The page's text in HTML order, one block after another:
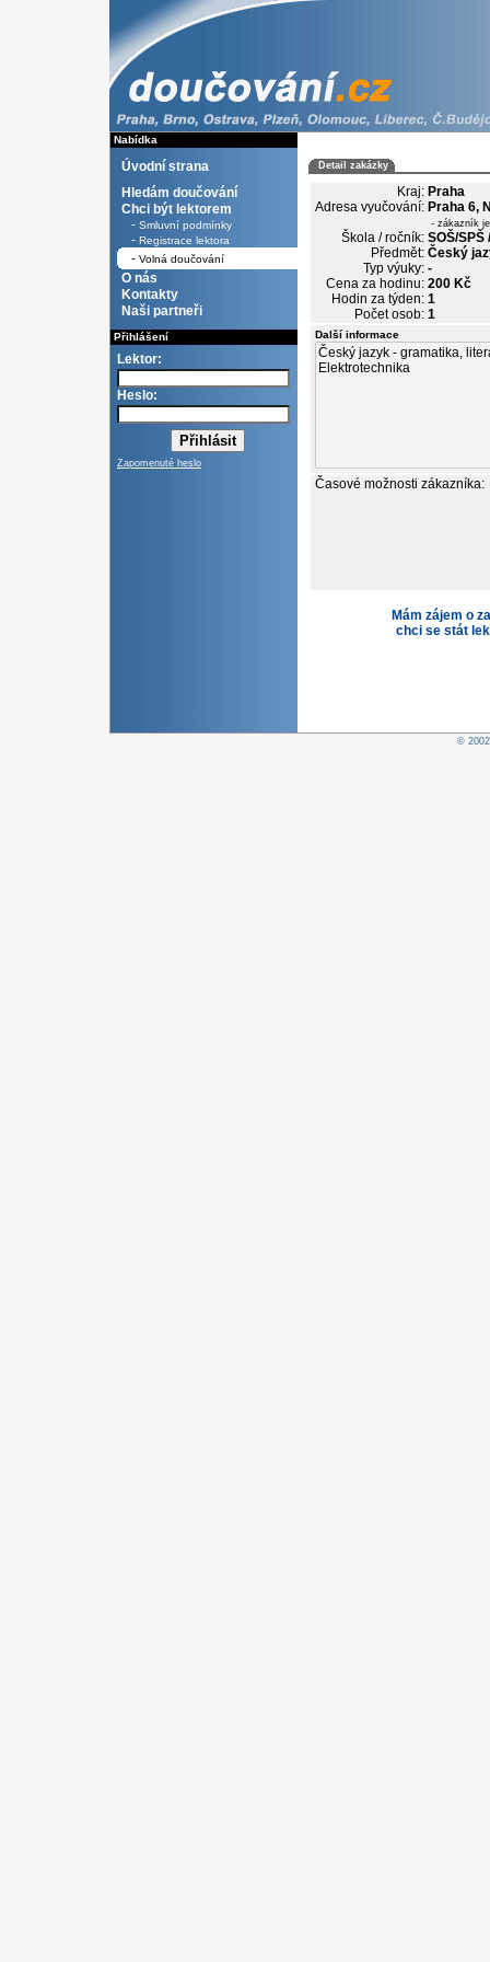
Nabídka
Úvodní strana
Hledám doučování
Chci být lektorem
- Smluvní podmínky
- Registrace lektora
- Volná doučování
O nás
Kontakty
Naši partneři
Přihlášení
Lektor:
Heslo:
Zapomenuté heslo
Detail zakázky
Kraj: Praha
Adresa vyučování: Praha 6,
- zákazník
Škola / ročník: SOŠ/
Předmět: Český
Typ výuky: -
Cena za hodinu: 200 Kč
Hodin za týden: 1
Počet osob: 1
Další informace
Časové možnosti zákazníka:
Mám zájem o
chci se stát
©